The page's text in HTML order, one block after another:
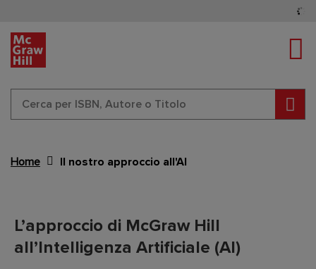
Home Il nostro approccio all'AI
L’approccio di McGraw Hill
all’Intelligenza Artificiale (AI)